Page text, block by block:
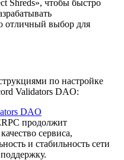
Shreds», чтобы быстро
отличный выбор для
по настройке
Validators DAO:
DAO
продолжит
сервиса,
и стабильность сети